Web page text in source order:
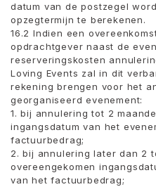
datum van de postzegel
opzegtermijn te berekenen.
16.2 Indien een
opdrachtgever naast de
reserveringskosten
Loving Events zal in dit
rekening brengen voor het
georganiseerd evenement:
1. bij annulering tot 2
ingangsdatum van het
factuurbedrag;
2. bij annulering later dan 2
overeengekomen
van het factuurbedrag;